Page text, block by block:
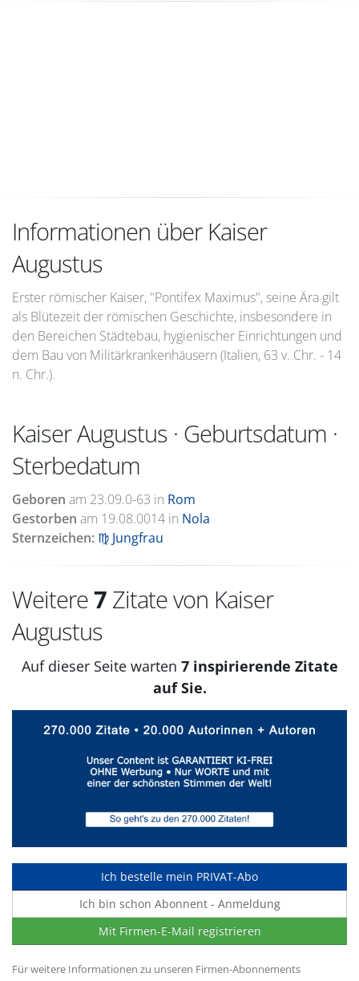
Informationen über Kaiser
Augustus
Erster römischer Kaiser, "Pontifex Maximus", seine Ära gilt
als Blütezeit der römischen Geschichte, insbesondere in
den Bereichen Städtebau, hygienischer Einrichtungen und
dem Bau von Militärkrankenhäusern (Italien, 63 v. Chr. - 14
n. Chr.).
Kaiser Augustus · Geburtsdatum ·
Sterbedatum
Geboren am 23.09.0-63 in Rom
Gestorben am 19.08.0014 in Nola
Sternzeichen: ♍ Jungfrau
Weitere7 Zitate von Kaiser
Augustus
Auf dieser Seite warten 7 inspirierende Zitate
auf Sie.
Ich bestelle mein PRIVAT-Abo
Ich bin schon Abonnent - Anmeldung
Mit Firmen-E-Mail registrieren
Für weitere Informationen zu unseren Firmen-Abonnements